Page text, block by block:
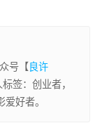
号【 良许
签：创业者，
好者。